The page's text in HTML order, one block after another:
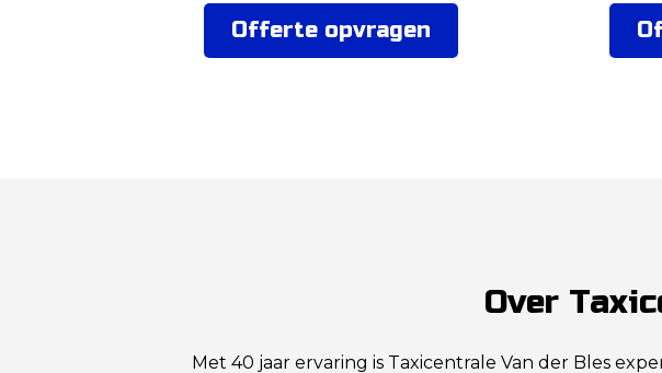
Offerte opvragen
Over
Met 40 jaar ervaring is Taxicentrale Van der Bles